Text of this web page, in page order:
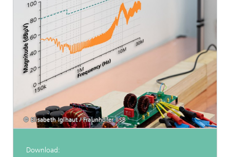
© Elisabeth Iglhaut / Fraunhofer IISB
Download: